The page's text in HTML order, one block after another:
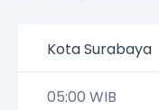
Kota Surabaya
05:00 WIB